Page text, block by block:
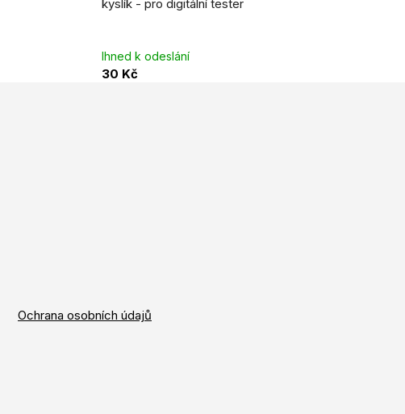
kyslík - pro digitální tester
Ihned k odeslání
30 Kč
Ochrana osobních údajů